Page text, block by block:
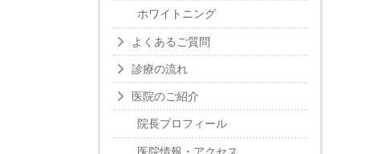
ホワイトニング
よくあるご質問
診療の流れ
医院のご紹介
院長プロフィール